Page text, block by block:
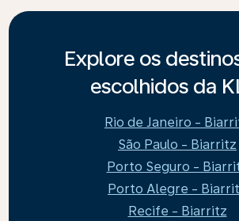
Explore os
escolhidos da
Rio de Janeiro -
São Paulo - Biarritz
Porto Seguro -
Porto Alegre -
Recife - Biarritz